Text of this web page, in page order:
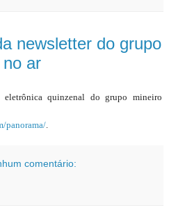
newsletter do grupo
ar
eletrônica quinzenal do grupo mineiro
panorama/
comentário: